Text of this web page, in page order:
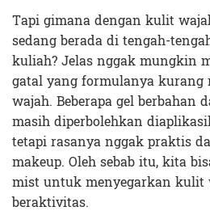
Tapi gimana dengan kulit
sedang berada di tengah-
kuliah? Jelas nggak mungkin
gatal yang formulanya
wajah. Beberapa gel berbahan
masih diperbolehkan
tetapi rasanya nggak praktis
makeup. Oleh sebab itu, kita
mist untuk menyegarkan kulit
beraktivitas.